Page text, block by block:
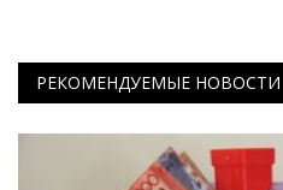
РЕКОМЕНДУЕМЫЕ НОВОСТИ